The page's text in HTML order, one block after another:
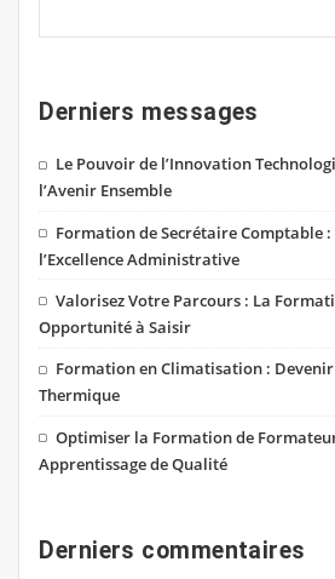
Derniers messages
Le Pouvoir de l’Innovation
l’Avenir Ensemble
Formation de Secrétaire Comptable
l’Excellence Administrative
Valorisez Votre Parcours : La
Opportunité à Saisir
Formation en Climatisation :
Thermique
Optimiser la Formation de
Apprentissage de Qualité
Derniers commentaires